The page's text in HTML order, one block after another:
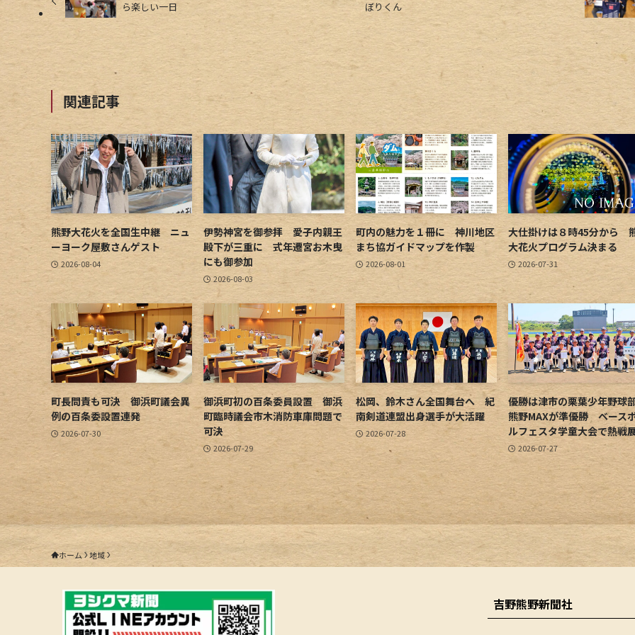
ら楽しい一日
ぼりくん
関連記事
熊野大花火を全国生中継 ニュ
ーヨーク屋敷さんゲスト
2026-08-04
伊勢神宮を御参拝 愛子内親王
殿下が三重に 式年遷宮お木曳
にも御参加
2026-08-03
町内の魅力を１冊に 神川地区
まち協ガイドマップを作製
2026-08-01
大仕掛けは８時45分から
大花火プログラム決まる
2026-07-31
町長問責も可決 御浜町議会異
例の百条委設置連発
2026-07-30
御浜町初の百条委員設置 御浜
町臨時議会市木消防車庫問題で
可決
2026-07-29
松岡、鈴木さん全国舞台へ 紀
南剣道連盟出身選手が大活躍
2026-07-28
優勝は津市の栗葉少年野
熊野MAXが準優勝 ベース
ルフェスタ学童大会で熱戦
2026-07-27
ホーム 地域
吉野熊野新聞社